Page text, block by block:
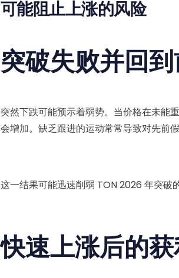
可能阻止上涨的风险
突破失败并回
突然下跌可能预示着弱势。当价格在未能
会增加。缺乏跟进的运动常常导致对先前
这一结果可能迅速削弱 TON 2026 年突破
快速上涨后的